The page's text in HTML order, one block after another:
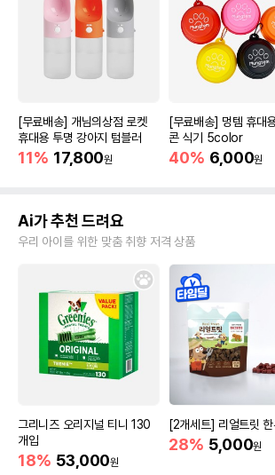
[무료배송] 개님의상점 로켓
휴대용 투명 강아지 텀블러
11% 17,800원
[무료배송] 멍템 휴대
콘 식기 5color
40% 6,000원
Ai가 추천 드려요
우리 아이를 위한 맞춤 취향 저격 상품
그리니즈 오리지널 티니 130
개입
18% 53,000원
[2개세트] 리얼트릿
28% 5,000원